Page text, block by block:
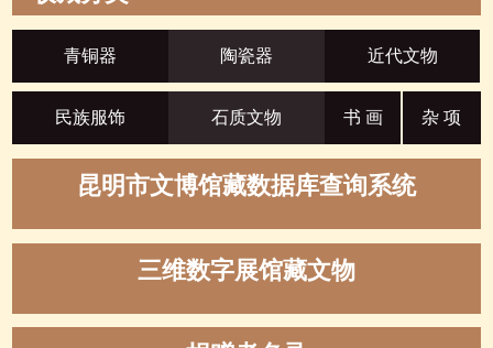
青铜器 陶瓷器 近代文物
民族服饰 石质文物 书 画 杂 项
昆明市文博馆藏数据库查询系统
三维数字展馆藏文物